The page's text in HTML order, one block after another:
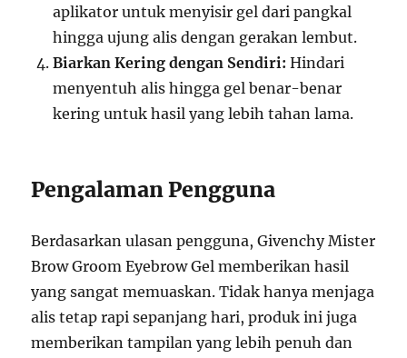
aplikator untuk menyisir gel dari pangkal
hingga ujung alis dengan gerakan lembut.
Biarkan Kering dengan Sendiri: Hindari
menyentuh alis hingga gel benar-benar
kering untuk hasil yang lebih tahan lama.
Pengalaman Pengguna
Berdasarkan ulasan pengguna, Givenchy Mister
Brow Groom Eyebrow Gel memberikan hasil
yang sangat memuaskan. Tidak hanya menjaga
alis tetap rapi sepanjang hari, produk ini juga
memberikan tampilan yang lebih penuh dan